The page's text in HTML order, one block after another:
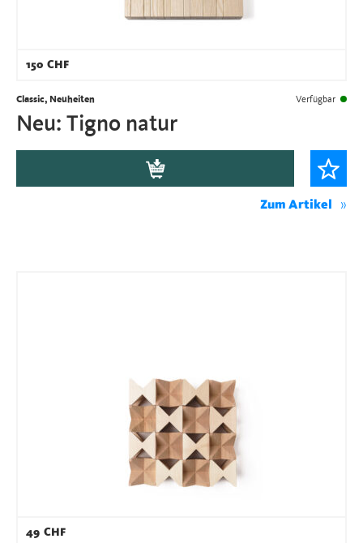
150 CHF
Classic, Neuheiten Verfügbar
Neu: Tigno natur
Zum Artikel
49 CHF